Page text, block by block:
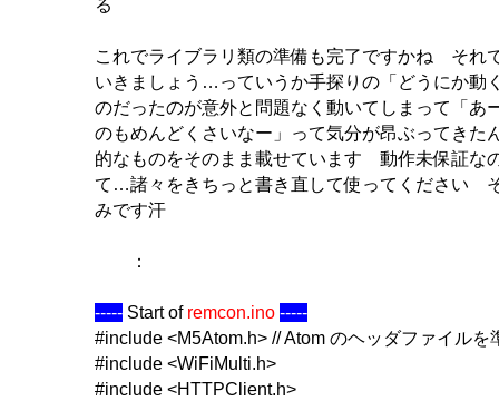
る
これでライブラリ類の準備も完了ですかね それ
いきましょう…っていうか手探りの「どうにか動
のだったのが意外と問題なく動いてしまって「あ
のもめんどくさいなー」って気分が昂ぶってきた
的なものをそのまま載せています 動作未保証な
て…諸々をきちっと書き直して使ってください
みです汗
：
-----Start of remcon.ino -----
#include <M5Atom.h> // Atom のヘッダファイルを
#include <WiFiMulti.h>
#include <HTTPClient.h>